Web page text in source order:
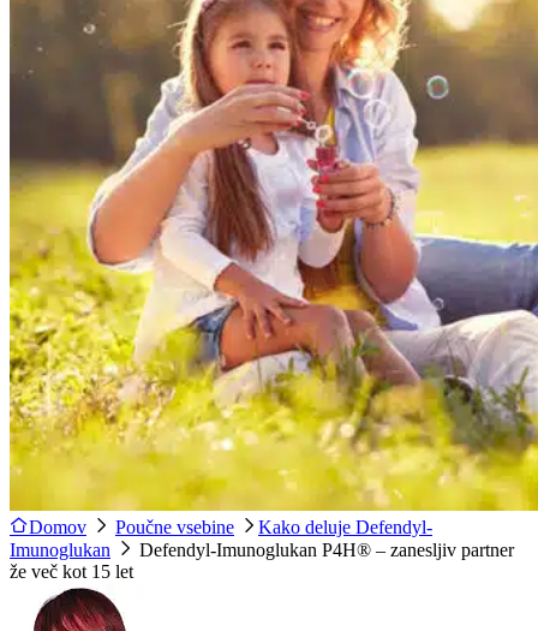
Domov Poučne vsebine
Kako deluje Defendyl-
Imunoglukan
Defendyl-Imunoglukan P4H® – zanesljiv partner
že več kot 15 let